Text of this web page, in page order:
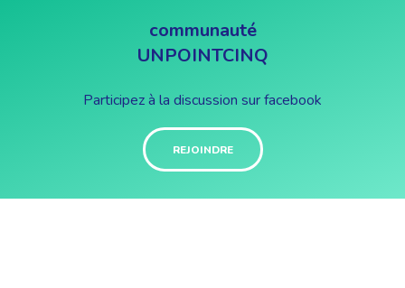
communauté
UNPOINTCINQ
Participez à la discussion sur facebook
REJOINDRE